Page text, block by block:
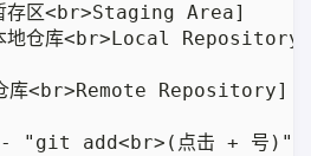
区<br>Staging Area]
仓库<br>Local Repository]
库<br>Remote Repository]
"git add<br>(点击 + 号)"